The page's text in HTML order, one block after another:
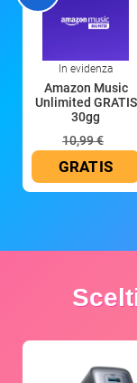
In evidenza
Amazon Music
Unlimited GRATIS
30gg
10,99 €
GRATIS